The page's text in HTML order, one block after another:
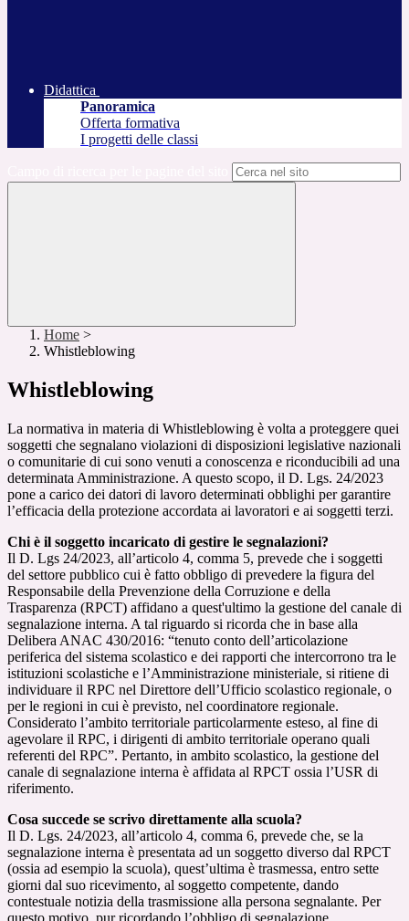
Didattica
Panoramica
Offerta formativa
I progetti delle classi
Home >
Whistleblowing
Whistleblowing
La normativa in materia di Whistleblowing è volta a proteggere quei
soggetti che segnalano violazioni di disposizioni legislative nazionali
o comunitarie di cui sono venuti a conoscenza e riconducibili ad una
determinata Amministrazione. A questo scopo, il D. Lgs. 24/2023
pone a carico dei datori di lavoro determinati obblighi per garantire
l’efficacia della protezione accordata ai lavoratori e ai soggetti terzi.
Chi è il soggetto incaricato di gestire le segnalazioni?
Il D. Lgs 24/2023, all’articolo 4, comma 5, prevede che i soggetti
del settore pubblico cui è fatto obbligo di prevedere la figura del
Responsabile della Prevenzione della Corruzione e della
Trasparenza (RPCT) affidano a quest'ultimo la gestione del canale di
segnalazione interna. A tal riguardo si ricorda che in base alla
Delibera ANAC 430/2016: “tenuto conto dell’articolazione
periferica del sistema scolastico e dei rapporti che intercorrono tra le
istituzioni scolastiche e l’Amministrazione ministeriale, si ritiene di
individuare il RPC nel Direttore dell’Ufficio scolastico regionale, o
per le regioni in cui è previsto, nel coordinatore regionale.
Considerato l’ambito territoriale particolarmente esteso, al fine di
agevolare il RPC, i dirigenti di ambito territoriale operano quali
referenti del RPC”. Pertanto, in ambito scolastico, la gestione del
canale di segnalazione interna è affidata al RPCT ossia l’USR di
riferimento.
Cosa succede se scrivo direttamente alla scuola?
Il D. Lgs. 24/2023, all’articolo 4, comma 6, prevede che, se la
segnalazione interna è presentata ad un soggetto diverso dal RPCT
(ossia ad esempio la scuola), quest’ultima è trasmessa, entro sette
giorni dal suo ricevimento, al soggetto competente, dando
contestuale notizia della trasmissione alla persona segnalante. Per